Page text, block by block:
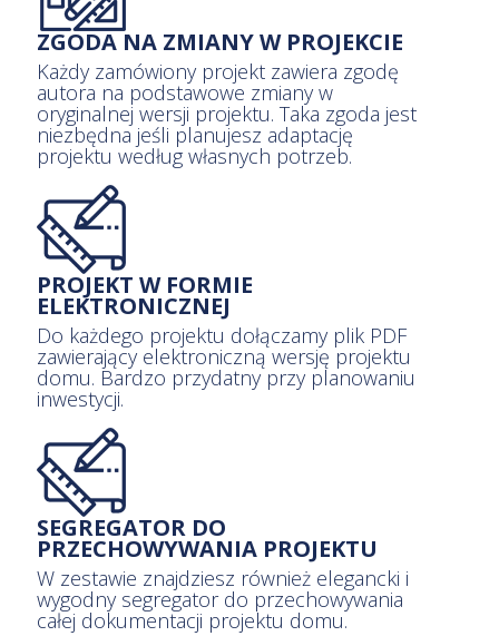
ZGODA NA ZMIANY W PROJEKCIE
Każdy zamówiony projekt zawiera zgodę
autora na podstawowe zmiany w
oryginalnej wersji projektu. Taka zgoda jest
niezbędna jeśli planujesz adaptację
projektu według własnych potrzeb.
PROJEKT W FORMIE
ELEKTRONICZNEJ
Do każdego projektu dołączamy plik PDF
zawierający elektroniczną wersję projektu
domu. Bardzo przydatny przy planowaniu
inwestycji.
SEGREGATOR DO
PRZECHOWYWANIA PROJEKTU
W zestawie znajdziesz również elegancki i
wygodny segregator do przechowywania
całej dokumentacji projektu domu.